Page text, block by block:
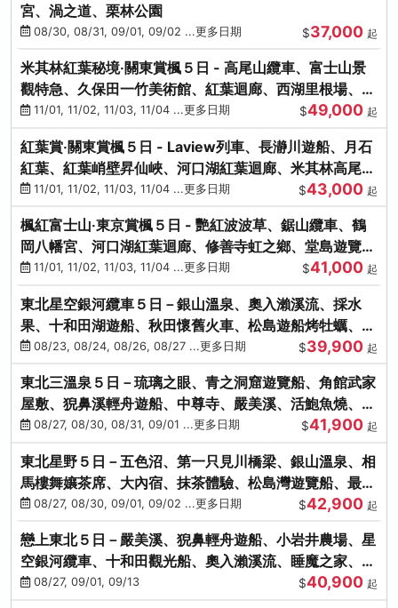
宮、渦之道、栗林公園
08/30, 08/31, 09/01, 09/02 ...更多日期 $37,000 起
米其林紅葉秘境‧關東賞楓５日 - 高尾山纜車、富士山景
觀特急、久保田一竹美術館、紅葉迴廊、西湖里根場、銀
杏大道
11/01, 11/02, 11/03, 11/04 ...更多日期 $49,000 起
紅葉賞‧關東賞楓５日 - Laview列車、長瀞川遊船、月石
紅葉、紅葉峭壁昇仙峽、河口湖紅葉迴廊、米其林高尾
山、海鮮盛宴
11/01, 11/02, 11/03, 11/04 ...更多日期 $43,000 起
楓紅富士山‧東京賞楓５日 - 艷紅波波草、鋸山纜車、鶴
岡八幡宮、河口湖紅葉迴廊、修善寺虹之鄉、堂島遊覽
船、熱海梅園
11/01, 11/02, 11/03, 11/04 ...更多日期 $41,000 起
東北星空銀河纜車５日－銀山溫泉、奧入瀨溪流、採水
果、十和田湖遊船、秋田懷舊火車、松島遊船烤牡蠣、嚴
美溪、螃蟹本家
08/23, 08/24, 08/26, 08/27 ...更多日期 $39,900 起
東北三溫泉５日－琉璃之眼、青之洞窟遊覽船、角館武家
屋敷、猊鼻溪輕舟遊船、中尊寺、嚴美溪、活鮑魚燒、烤
牡蠣、握壽司體驗
08/27, 08/30, 08/31, 09/01 ...更多日期 $41,900 起
東北星野５日－五色沼、第一只見川橋梁、銀山溫泉、相
馬樓舞孃茶席、大內宿、抹茶體驗、松島灣遊覽船、最上
川輕舟、螃蟹御膳
08/27, 08/30, 09/01, 09/02 ...更多日期 $42,900 起
戀上東北５日－嚴美溪、猊鼻輕舟遊船、小岩井農場、星
空銀河纜車、十和田觀光船、奧入瀨溪流、睡魔之家、朱
紅社殿（仙台／青森）
08/27, 09/01, 09/13 $40,900 起